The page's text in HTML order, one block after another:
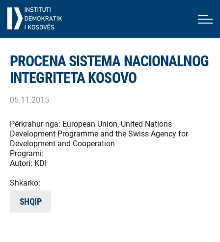
PROCENA SISTEMA NACIONALNOG
INTEGRITETA KOSOVO
05.11.2015
Përkrahur nga: European Union, United Nations
Development Programme and the Swiss Agency for
Development and Cooperation
Programi:
Autori: KDI
Shkarko:
SHQIP